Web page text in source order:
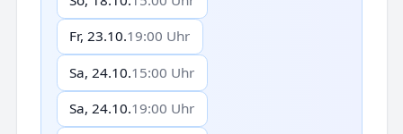
Fr, 23.10.19:00 Uhr
Sa, 24.10.15:00 Uhr
Sa, 24.10.19:00 Uhr